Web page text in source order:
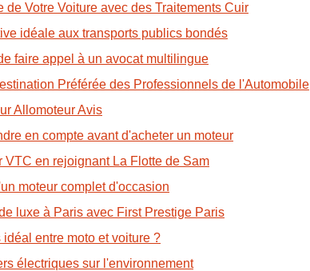
Votre Voiture avec des Traitements Cuir
idéale aux transports publics bondés
faire appel à un avocat multilingue
Préférée des Professionnels de l'Automobile
Allomoteur Avis
en compte avant d'acheter un moteur
en rejoignant La Flotte de Sam
moteur complet d'occasion
luxe à Paris avec First Prestige Paris
entre moto et voiture ?
électriques sur l'environnement